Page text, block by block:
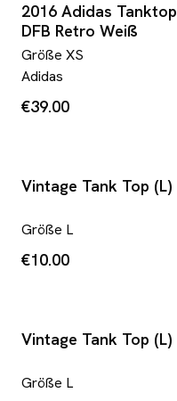
2016 Adidas Tanktop
DFB Retro Weiß
Größe XS
Adidas
€39.00
Vintage Tank Top (L)
Größe L
€10.00
Vintage Tank Top (L)
Größe L